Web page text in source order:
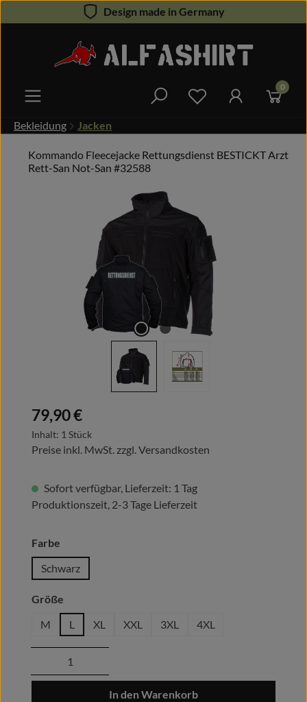
Zum Hauptinhalt springenDesign made in Germany
Du hast 0 0
Bekleidung Jacken
Kommando Fleecejacke Rettungsdienst BESTICKT Arzt
Rett-San Not-San #32588
Bildergalerie überspringen
Regulärer Preis:
79,90 €
Inhalt: 1 Stück
Preise inkl. MwSt. zzgl. Versandkosten
Sofort verfügbar, Lieferzeit: 1 Tag
Produktionszeit, 2-3 Tage Lieferzeit
Farbe
Schwarz
Größe
M
L XL XXL 3XL 4XL
Produkt Anzahl: Gib den gewünschten
In den Warenkorb